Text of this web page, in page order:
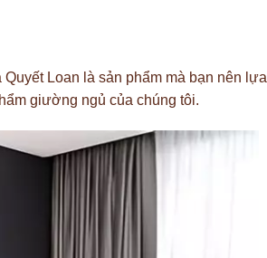
Loan là sản phẩm mà bạn nên lựa
giường ngủ của chúng tôi.